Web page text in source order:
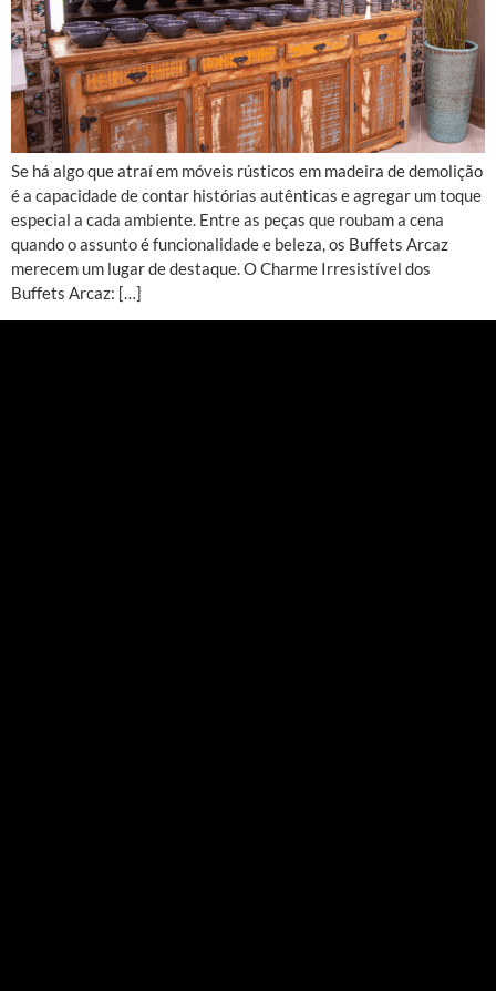
Se há algo que atraí em móveis rústicos em madeira de demolição
é a capacidade de contar histórias autênticas e agregar um toque
especial a cada ambiente. Entre as peças que roubam a cena
quando o assunto é funcionalidade e beleza, os Buffets Arcaz
merecem um lugar de destaque. O Charme Irresistível dos
Buffets Arcaz: […]